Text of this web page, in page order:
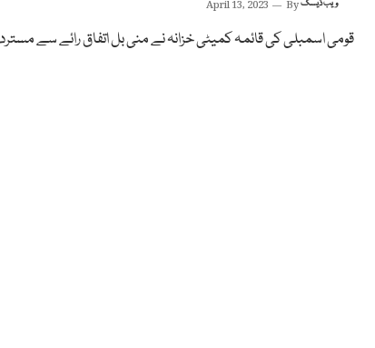
April 13, 2023 Byویب ڈیسک
قومی اسمبلی کی قائمہ کمیٹی خزانہ نے منی بل اتفاق رائے سے مسترد